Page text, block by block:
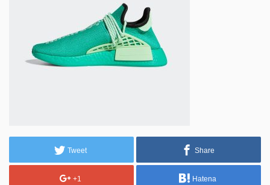
Tweet Share
+1 Hatena